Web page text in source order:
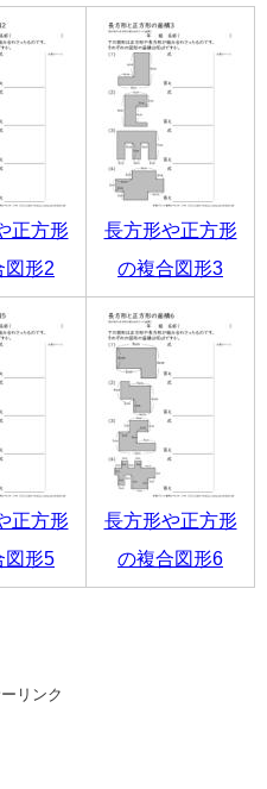
正方形
図形2
長方形や正方形
の複合図形3
正方形
図形5
長方形や正方形
の複合図形6
リンク